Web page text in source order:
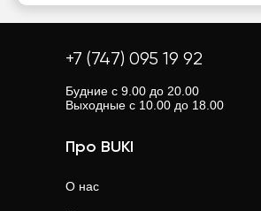
+7 (747) 095 19 92
Будние с 9.00 до 20.00
Выходные с 10.00 до 18.00
Про BUKI
О нас